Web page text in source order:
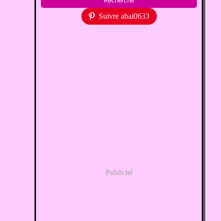
Suivre abai0633
Publicité